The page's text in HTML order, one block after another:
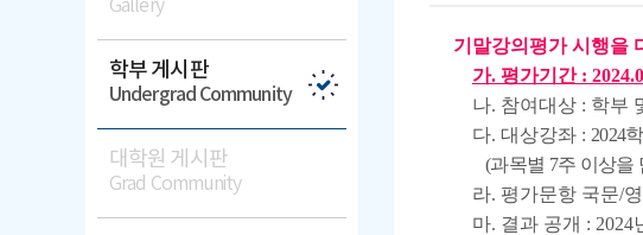
Gallery
학부 게시판
Undergrad Community
대학원 게시판
Grad Community
기말강의평가 시행을
가. 평가기간 :
나. 참여대상 : 학부
다. 대상강좌 : 2024
(과목별 7주 이상을
라. 평가문항 국문/
마. 결과 공개 : 2024